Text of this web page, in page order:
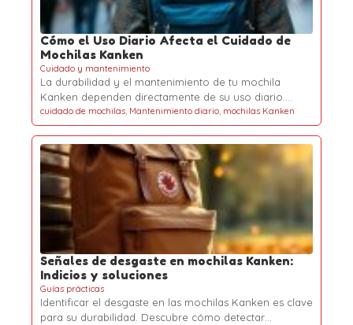
Cómo el Uso Diario Afecta el Cuidado de
Mochilas Kanken
Cuidado y mantenimiento
La durabilidad y el mantenimiento de tu mochila
Kanken dependen directamente de su uso diario.…
cuidado de mochilas, Mantenimiento diario, mochilas Kanken
Señales de desgaste en mochilas Kanken:
Indicios y soluciones
Guías prácticas
Identificar el desgaste en las mochilas Kanken es clave
para su durabilidad. Descubre cómo detectar…